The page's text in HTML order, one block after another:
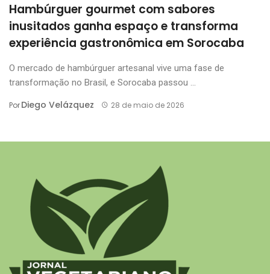
Hambúrguer gourmet com sabores
inusitados ganha espaço e transforma
experiência gastronômica em Sorocaba
O mercado de hambúrguer artesanal vive uma fase de
transformação no Brasil, e Sorocaba passou ...
PorDiego Velázquez 28 de maio de 2026